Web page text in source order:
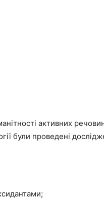
активних
були проведені